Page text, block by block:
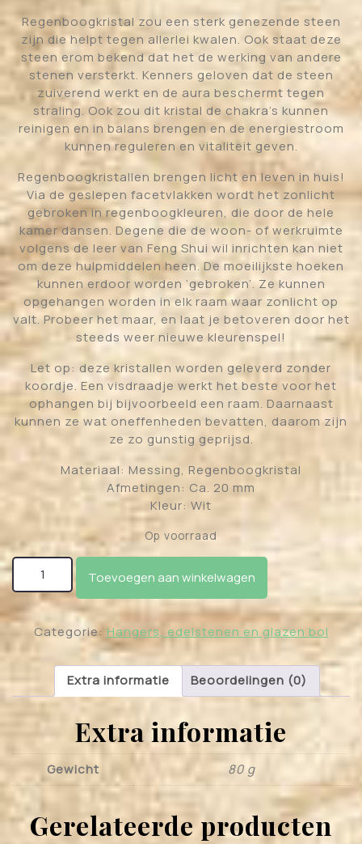
Regenboogkristal zou een sterk genezende steen
zijn die helpt tegen allerlei kwalen. Ook staat deze
steen erom bekend dat het de werking van andere
stenen versterkt. Kenners geloven dat de steen
zuiverend werkt en de aura beschermt tegen
straling. Ook zou dit kristal de chakra’s kunnen
reinigen en in balans brengen en de energiestroom
kunnen reguleren en vitaliteit geven.
Regenboogkristallen brengen licht en leven in huis!
Via de geslepen facetvlakken wordt het zonlicht
gebroken in regenboogkleuren, die door de hele
kamer dansen. Degene die de woon- of werkruimte
volgens de leer van Feng Shui wil inrichten kan niet
om deze hulpmiddelen heen. De moeilijkste hoeken
kunnen erdoor worden ‘gebroken’. Ze kunnen
opgehangen worden in elk raam waar zonlicht op
valt. Probeer het maar, en laat je betoveren door het
steeds weer nieuwe kleurenspel!
Let op: deze kristallen worden geleverd zonder
koordje. Een visdraadje werkt het beste voor het
ophangen bij bijvoorbeeld een raam. Daarnaast
kunnen ze wat oneffenheden bevatten, daarom zijn
ze zo gunstig geprijsd.
Materiaal: Messing, Regenboogkristal
Afmetingen: Ca. 20 mm
Kleur: Wit
Op voorraad
Regenboogkristal Bol Parelmoer (20 mm) aantal
Toevoegen aan winkelwagen
Categorie: Hangers, edelstenen en glazen bol
Extra informatie Beoordelingen (0)
Extra informatie
Gewicht 80 g
Gerelateerde producten